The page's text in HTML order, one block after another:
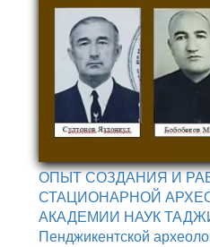
ОПЫТ СОЗДАНИЯ И
СТАЦИОНАРНОЙ
АКАДЕМИИ НАУК
Пенджикентской